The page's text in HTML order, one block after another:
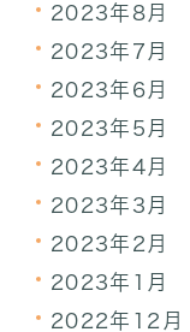
2023年8月
2023年7月
2023年6月
2023年5月
2023年4月
2023年3月
2023年2月
2023年1月
2022年12月